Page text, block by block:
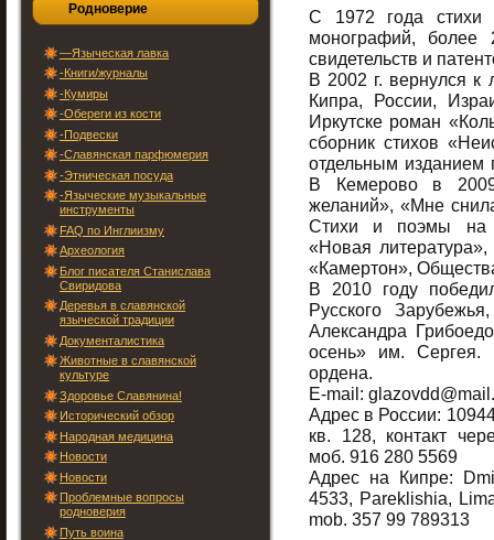
Родноверие
—Языческая лавка
-Книги/журналы
-Кумиры
-Обереги из кости
-Подвески
-Славянская парфюмерия
-Этническая посуда
-Языческие музыкальные
инструменты
FAQ по Инглиизму
Археология
Блог писателя Станислава
Свиридова
Деревья в славянской
языческой традиции
Документалистика
Животные в славянской
культуре
Здоровье Славянина!
Исторический обзор
Народная медицина
Новости
Новости
Проблемные вопросы
родноверия
Путь воина
С 1972 года
монографий, более
свидетельств и
В 2002 г. вернулся к
Кипра, России,
Иркутске роман
сборник стихов
отдельным изданием
В Кемерово в
желаний», «Мне
Стихи и поэмы на
«Новая
«Камертон»,
В 2010 году
Русского
Александра
осень» им. Сергея.
ордена.
E-mail:
Адрес в России:
кв. 128, контакт
моб. 916 280 5569
Адрес на Кипре:
4533, Pareklishia,
mob. 357 99 789313